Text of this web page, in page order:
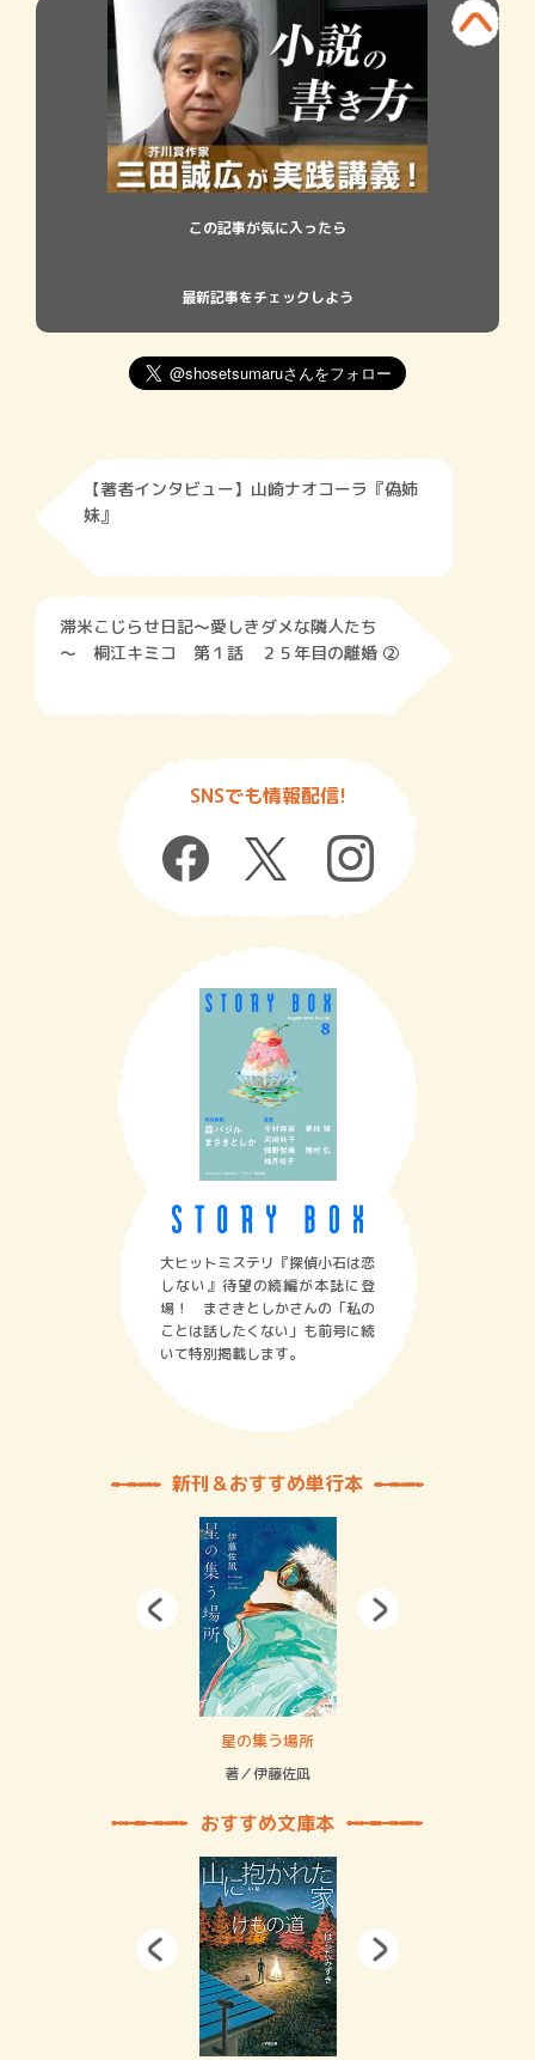
この記事が気に入ったら
最新記事をチェックしよう
【著者インタビュー】山崎ナオコーラ『偽姉
妹』
滞米こじらせ日記～愛しきダメな隣人たち
～ 桐江キミコ 第１話 ２５年目の離婚 ②
SNSでも情報配信!
大ヒットミステリ『探偵小石は恋
しない』待望の続編が本誌に登
場！ まさきとしかさんの「私の
ことは話したくない」も前号に続
いて特別掲載します。
新刊＆おすすめ単行本
星の集う場所
著／伊藤佐凪
おすすめ文庫本